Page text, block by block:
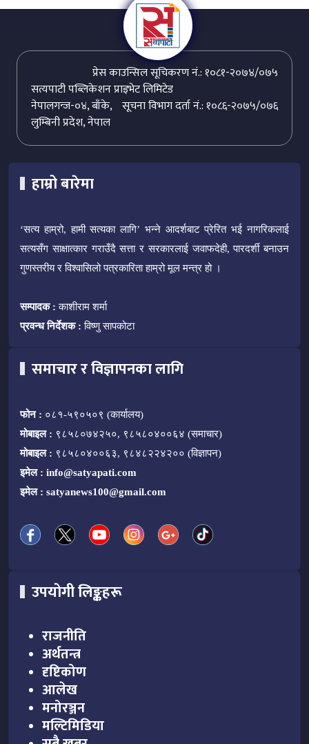
प्रेस काउन्सिल सूचिकरण नं.: १०८१-२०७४/०७५
सत्यपाटी पब्लिकेशन प्राइभेट लिमिटेड
सूचना विभाग दर्ता नं.: १०८६-२०७५/०७६
नेपालगन्ज-०४, बाँके,
लुम्बिनी प्रदेश, नेपाल
हाम्रो बारेमा
‘सत्य हाम्रो, हामी सत्यका लागि’ भन्ने आदर्शबाट प्रेरित भई नागरिकलाई
सत्यसँग साक्षात्कार गराउँदै सत्ता र सरकारलाई जवाफदेही, पारदर्शी बनाउन
गुणस्तरीय र विश्वासिलो पत्रकारिता हाम्रो मूल मन्त्र हो ।
सम्पादक : काशीराम शर्मा
प्रवन्ध निर्देशक : विष्णु सापकोटा
समाचार र विज्ञापनका लागि
फोन : ०८१-५९०५०९ (कार्यालय)
मोबाइल : ९८५८०७४२५०, ९८५८०४००६४ (समाचार)
मोबाइल : ९८५८०४००६३, ९८४८२२४२०० (विज्ञापन)
इमेल : info@satyapati.com
इमेल : satyanews100@gmail.com
उपयोगी लिङ्कहरू
राजनीति
अर्थतन्त्र
दृष्टिकोण
आलेख
मनोरञ्जन
मल्टिमिडिया